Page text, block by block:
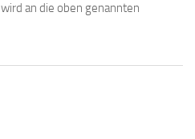
wird an die oben genannten